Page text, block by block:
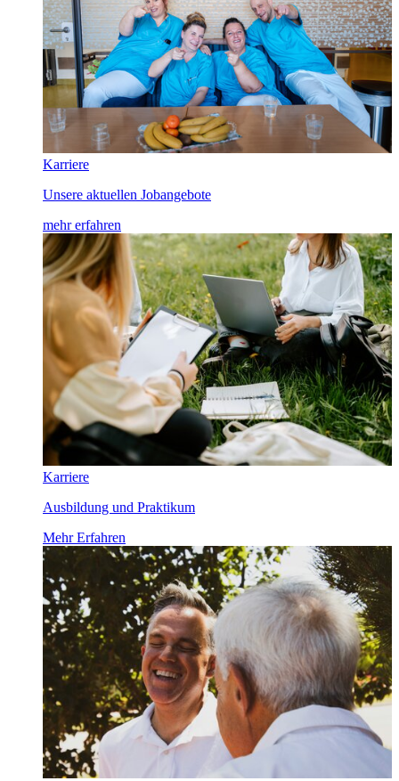
Karriere
Unsere aktuellen Jobangebote
mehr erfahren
Karriere
Ausbildung und Praktikum
Mehr Erfahren